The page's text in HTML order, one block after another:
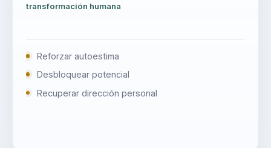
transformación humana
Reforzar autoestima
Desbloquear potencial
Recuperar dirección personal